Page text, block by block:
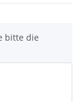
bitte die